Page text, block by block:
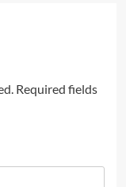
Required fields